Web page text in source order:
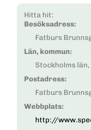
Hitta hit:
Besöksadress:
Fatburs
Län, kommun:
Stockholms
Postadress:
Fatburs
Webbplats:
http://